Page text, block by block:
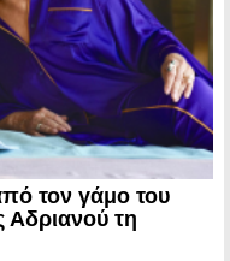
τον γάμο του
Αδριανού τη